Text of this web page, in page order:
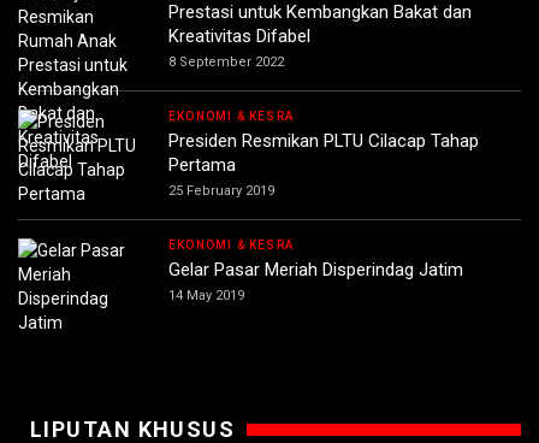
Prestasi untuk Kembangkan Bakat dan
Kreativitas Difabel
8 September 2022
EKONOMI & KESRA
Presiden Resmikan PLTU Cilacap Tahap
Pertama
25 February 2019
EKONOMI & KESRA
Gelar Pasar Meriah Disperindag Jatim
14 May 2019
LIPUTAN KHUSUS